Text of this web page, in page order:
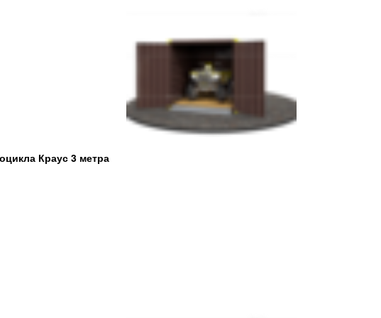
Краус 3 метра